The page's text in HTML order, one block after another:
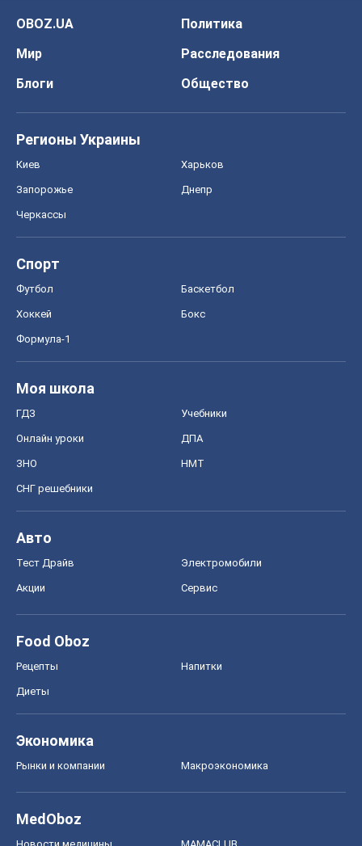
OBOZ.UA
Политика
Мир
Расследования
Блоги
Общество
Регионы Украины
Киев Харьков
Запорожье Днепр
Черкассы
Спорт
Футбол Баскетбол
Хоккей Бокс
Формула-1
Моя школа
ГДЗ Учебники
Онлайн уроки ДПА
ЗНО НМТ
СНГ решебники
Авто
Тест Драйв Электромобили
Акции Сервис
Food Oboz
Рецепты Напитки
Диеты
Экономика
Рынки и компании Mакроэкономика
MedOboz